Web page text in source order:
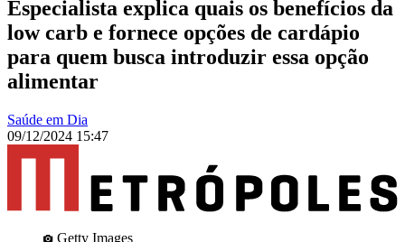
Especialista explica quais os benefícios da
low carb e fornece opções de cardápio
para quem busca introduzir essa opção
alimentar
Saúde em Dia
09/12/2024 15:47
Getty Images